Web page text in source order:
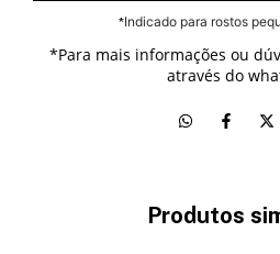
*Indicado para rostos
*Para mais informações ou
através do
Produtos